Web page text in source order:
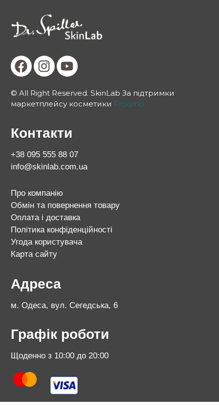
© All Right Reserved. SkinLab За підтримки
маркетплейсу косметики Froomo
Контакти
+38 095 555 88 07
info@skinlab.com.ua
Про компанію
Обмін та повернення товару
Оплата і доставка
Політика конфіденційності
Угода користувача
Карта сайту
Адреса
м. Одеса, вул. Сегедська, 6
Графік роботи
Щоденно з 10:00 до 20:00